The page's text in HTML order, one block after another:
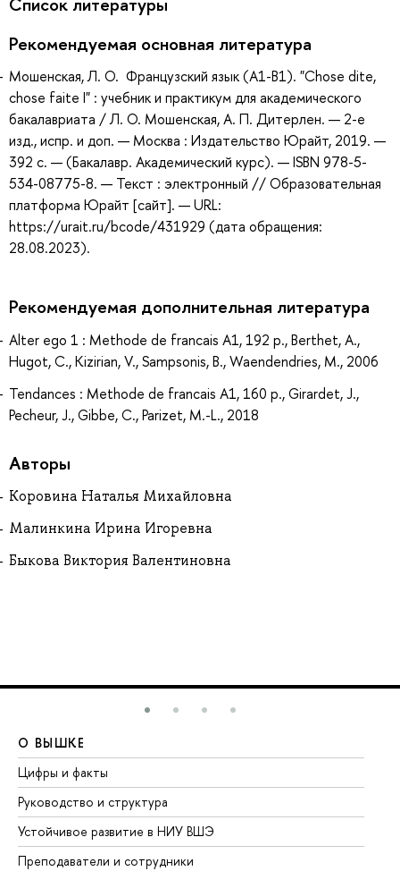
Рекомендуемая основная литература
Мошенская, Л. О. Французский язык (A1-B1). "Chose dite,
chose faite I" : учебник и практикум для академического
бакалавриата / Л. О. Мошенская, А. П. Дитерлен. — 2-е
изд., испр. и доп. — Москва : Издательство Юрайт, 2019. —
392 с. — (Бакалавр. Академический курс). — ISBN 978-5-
534-08775-8. — Текст : электронный // Образовательная
платформа Юрайт [сайт]. — URL:
https://urait.ru/bcode/431929 (дата обращения:
28.08.2023).
Рекомендуемая дополнительная литература
Alter ego 1 : Methode de francais A1, 192 p., Berthet, A.,
Hugot, C., Kizirian, V., Sampsonis, B., Waendendries, M., 2006
Tendances : Methode de francais A1, 160 p., Girardet, J.,
Pecheur, J., Gibbe, C., Parizet, M.-L., 2018
Авторы
Коровина Наталья Михайловна
Малинкина Ирина Игоревна
Быкова Виктория Валентиновна
О ВЫШКЕ
Цифры и факты
Руководство и структура
Устойчивое развитие в НИУ ВШЭ
Преподаватели и сотрудники